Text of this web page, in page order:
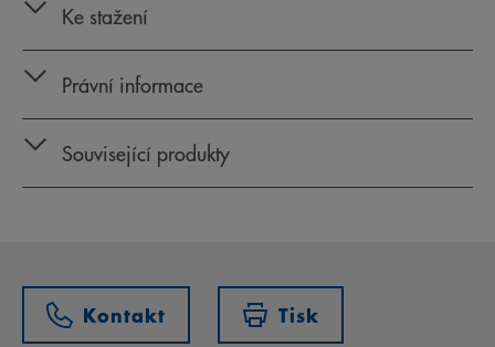
Ke stažení
Právní informace
Související produkty
Kontakt Tisk